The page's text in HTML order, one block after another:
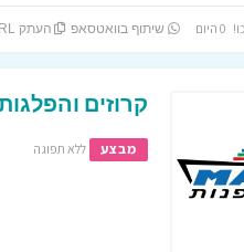
שיתוף בוואטסאפ העתק URL
קרוזים
מבצע ללא תפוגה